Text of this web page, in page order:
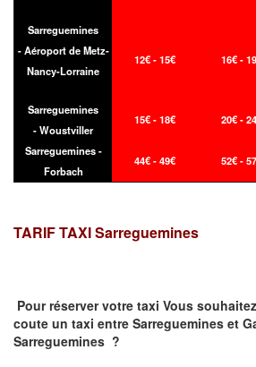
Sarreguemines
- Aéroport de Metz-
Nancy-Lorraine
12€ - 15€ 16€ -
Sarreguemines
- Woustviller
15€ - 18€ 20€ -
Sarreguemines -
Forbach
44€ - 49€ 52€ -
TARIF TAXISarreguemines
Pour réserver votre taxi Vous
coute un taxi entre Sarreguemines et
Sarreguemines ?